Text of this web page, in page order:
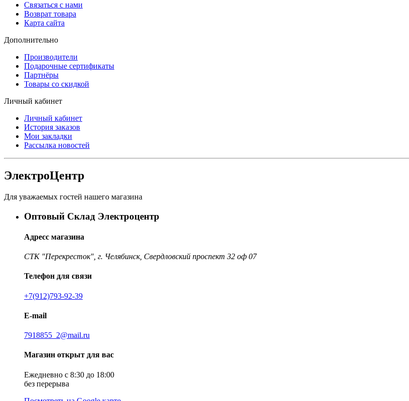
Связаться с нами
Возврат товара
Карта сайта
Дополнительно
Производители
Подарочные сертификаты
Партнёры
Товары со скидкой
Личный кабинет
Личный кабинет
История заказов
Мои закладки
Рассылка новостей
ЭлектроЦентр
Для уважаемых гостей нашего магазина
Оптовый Склад Электроцентр
Адресс магазина
СТК "Перекресток", г. Челябинск, Свердловский проспект 32 оф 07
Телефон для связи
+7(912)793-92-39
E-mail
7918855_2@mail.ru
Магазин открыт для вас
Ежедневно с 8:30 до 18:00
без перерыва